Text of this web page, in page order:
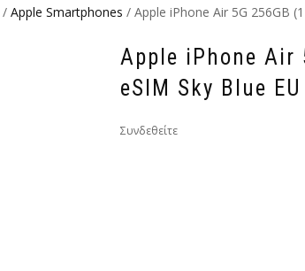
/ Apple Smartphones / Apple iPhone Air 5G 256GB
Apple iPhone Air
eSIM Sky Blue EU
Συνδεθείτε